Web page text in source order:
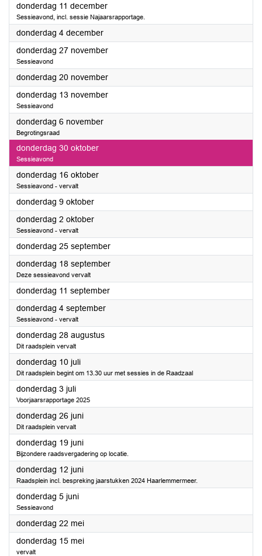
donderdag 11 december2025
Sessieavond, incl. sessie Najaarsrapportage.
donderdag 4 december2025
donderdag 27 november2025
Sessieavond
donderdag 20 november2025
donderdag 13 november2025
Sessieavond
donderdag 6 november2025
Begrotingsraad
donderdag 30 oktober2025
Sessieavond
donderdag 16 oktober2025
Sessieavond - vervalt
donderdag 9 oktober2025
donderdag 2 oktober2025
Sessieavond - vervalt
donderdag 25 september2025
donderdag 18 september2025
Deze sessieavond vervalt
donderdag 11 september2025
donderdag 4 september2025
Sessieavond - vervalt
donderdag 28 augustus2025
Dit raadsplein vervalt
donderdag 10 juli2025
Dit raadsplein begint om 13.30 uur met sessies in de Raadzaal
donderdag 3 juli2025
Voorjaarsrapportage 2025
donderdag 26 juni2025
Dit raadsplein vervalt
donderdag 19 juni2025
Bijzondere raadsvergadering op locatie.
donderdag 12 juni2025
Raadsplein incl. bespreking jaarstukken 2024 Haarlemmermeer.
donderdag 5 juni2025
Sessieavond
donderdag 22 mei2025
donderdag 15 mei2025
vervalt